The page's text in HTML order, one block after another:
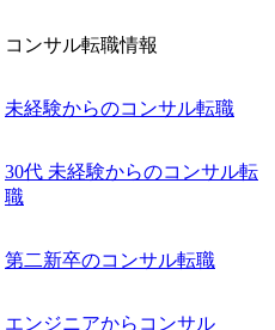
コンサル転職情報
未経験からのコンサル転職
30代 未経験からのコンサル転
職
第二新卒のコンサル転職
エンジニアからコンサル